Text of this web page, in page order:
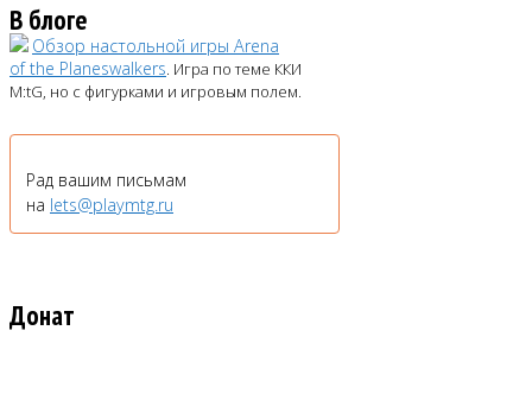
В блоге
Обзор настольной игры Arena
of the Planeswalkers. Игра по теме ККИ
M:tG, но с фигурками и игровым полем.
Рад вашим письмам
на lets@playmtg.ru
Донат